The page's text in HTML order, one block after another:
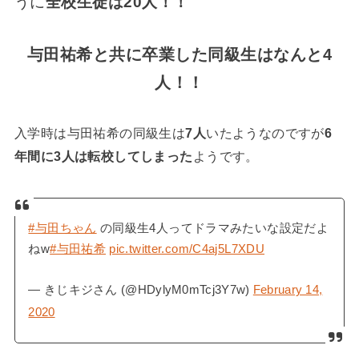
与田祐希と共に卒業した同級生はなんと4
人！！
入学時は与田祐希の同級生は7人いたようなのですが6
年間に3人は転校してしまった ようです。
#与田ちゃん の同級生4人ってドラマみたいな設定だよ
ねw#与田祐希 pic.twitter.com/C4aj5L7XDU
— きじキジさん (@HDylyM0mTcj3Y7w) February 14,
2020